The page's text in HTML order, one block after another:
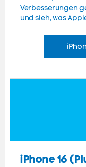
Verbesserungen
und sieh, was
iPhone 16